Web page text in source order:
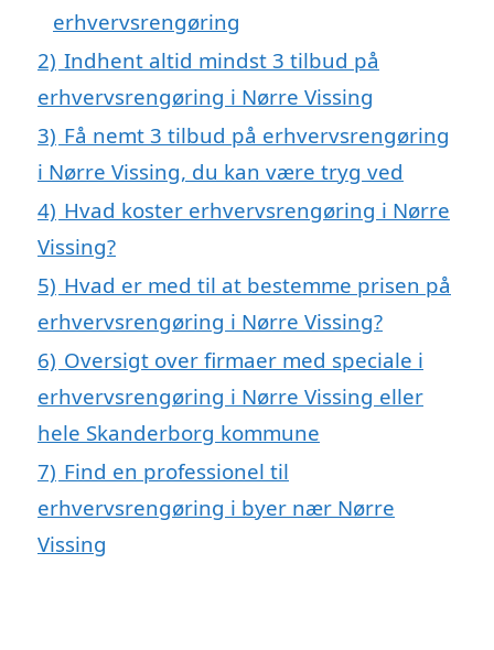
erhvervsrengøring
2) Indhent altid mindst 3 tilbud på
erhvervsrengøring i Nørre Vissing
3) Få nemt 3 tilbud på erhvervsrengøring
i Nørre Vissing, du kan være tryg ved
4) Hvad koster erhvervsrengøring i Nørre
Vissing?
5) Hvad er med til at bestemme prisen på
erhvervsrengøring i Nørre Vissing?
6) Oversigt over firmaer med speciale i
erhvervsrengøring i Nørre Vissing eller
hele Skanderborg kommune
7) Find en professionel til
erhvervsrengøring i byer nær Nørre
Vissing